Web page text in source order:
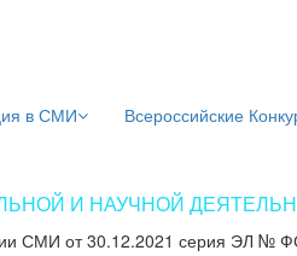
в СМИ Всероссийские
И НАУЧНОЙ
СМИ от 30.12.2021 серия ЭЛ №